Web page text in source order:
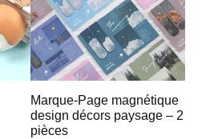
Marque-Page magnétique
design décors paysage – 2
pièces